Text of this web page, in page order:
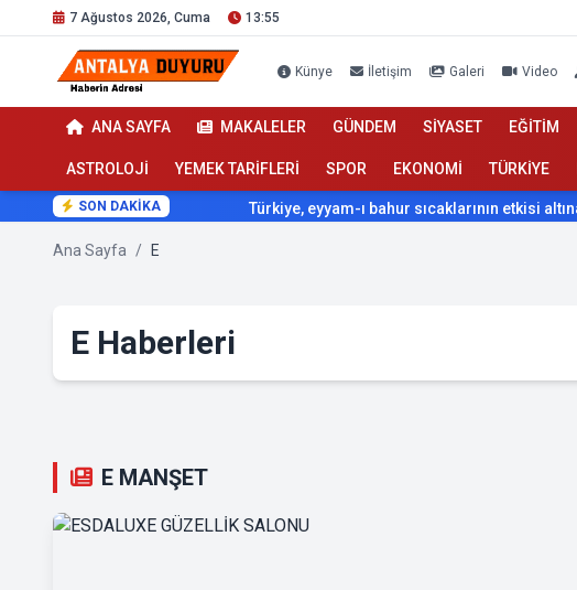
7 Ağustos 2026, Cuma 13:55
Künye İletişim Galeri Video
ANA SAYFA MAKALELER GÜNDEM SİYASET EĞİTİM
ASTROLOJİ YEMEK TARİFLERİ SPOR EKONOMİ TÜRKİYE
SON DAKİKA Türkiye, eyyam-ı bahur sıcaklarının etkisi altına giriyor
Ana Sayfa / E
E Haberleri
E MANŞET